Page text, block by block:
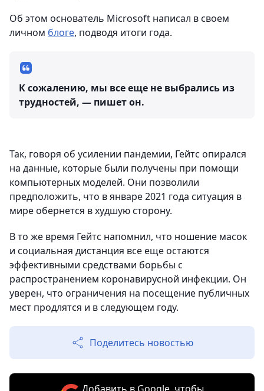
Об этом основатель Microsoft написал в своем
личном блоге, подводя итоги года.
К сожалению, мы все еще не выбрались из
трудностей, — пишет он.
Так, говоря об усилении пандемии, Гейтс опирался
на данные, которые были получены при помощи
компьютерных моделей. Они позволили
предположить, что в январе 2021 года ситуация в
мире обернется в худшую сторону.
В то же время Гейтс напомнил, что ношение масок
и социальная дистанция все еще остаются
эффективными средствами борьбы с
распространением коронавирусной инфекции. Он
уверен, что ограничения на посещение публичных
мест продлятся и в следующем году.
Поделитесь новостью